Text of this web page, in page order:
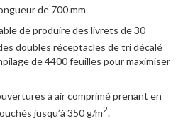
de 700 mm
de produire des livrets de 30
doubles réceptacles de tri décalé
de 4400 feuilles pour maximiser
à air comprimé prenant en
jusqu’à 350 g/m2